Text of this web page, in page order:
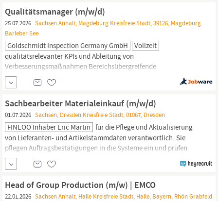
Qualitätsmanager (m/w/d)
25.07.2026 Sachsen Anhalt, Magdeburg Kreisfreie Stadt, 39126, Magdeburg
Barleber See
Goldschmidt Inspection Germany GmbH
Vollzeit
qualitätsrelevanter KPIs und Ableitung von
Verbesserungsmaßnahmen Bereichsübergreifende
Zusammenarbeit: Enge Abstimmung mit Produktion,
Entwicklung und
zur nachhaltigen Qualitätsverbesserung
Beratung der Geschäftsführung in strategischen und operativen
Themen der Qualitätssicherung Ihr Profil Erfolgreich
abgeschlossenes technisches oder...
Sachbearbeiter Materialeinkauf (m/w/d)
01.07.2026 Sachsen, Dresden Kreisfreie Stadt, 01067, Dresden
FINEOO Inhaber Eric Martin für die Pflege und Aktualisierung
von Lieferanten- und Artikelstammdaten verantwortlich. Sie
pflegen Auftragsbestätigungen in die Systeme ein und prüfen
diese. Ein weiteres Tätigkeitsfeld ist die Rechnungsprüfung sowie
das Einholen und Vergleichen von Angeboten. Hierfür ist eine
abgeschlossene kaufmännische Ausbildung/ Studium als auch
erste Berufserfahrungen aus dem Bereich Einkaufnotwendig.
Head of Group Production (m/w) | EMCO
22.01.2026 Sachsen Anhalt, Halle Kreisfreie Stadt, Halle, Bayern, Rhön Grabfeld